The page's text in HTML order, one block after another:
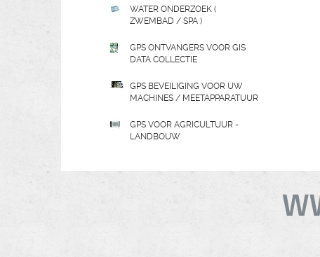
WATER ONDERZOEK (
ZWEMBAD / SPA )
GPS ONTVANGERS VOOR GIS
DATA COLLECTIE
GPS BEVEILIGING VOOR UW
MACHINES / MEETAPPARATUUR
GPS VOOR AGRICULTUUR -
LANDBOUW